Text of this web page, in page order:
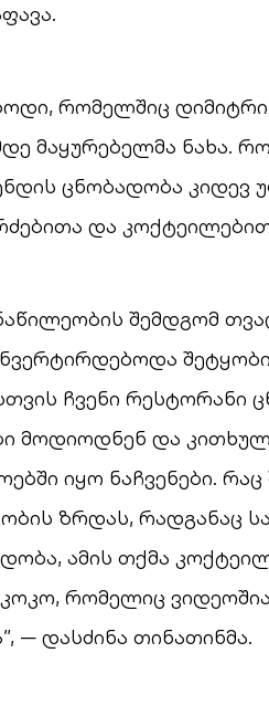
რომელშიც
მაყურებელმა ნახა.
ცნობადობა კიდევ
და
შემდგომ
ჩვენი რესტორანი
მოდიოდნენ და
იყო ნაჩვენები.
ზრდას, რადგანაც
ამის თქმა
რომელიც ვიდეოშია
— დასძინა თინათინმა.